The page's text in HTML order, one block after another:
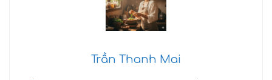
Trần Thanh Mai